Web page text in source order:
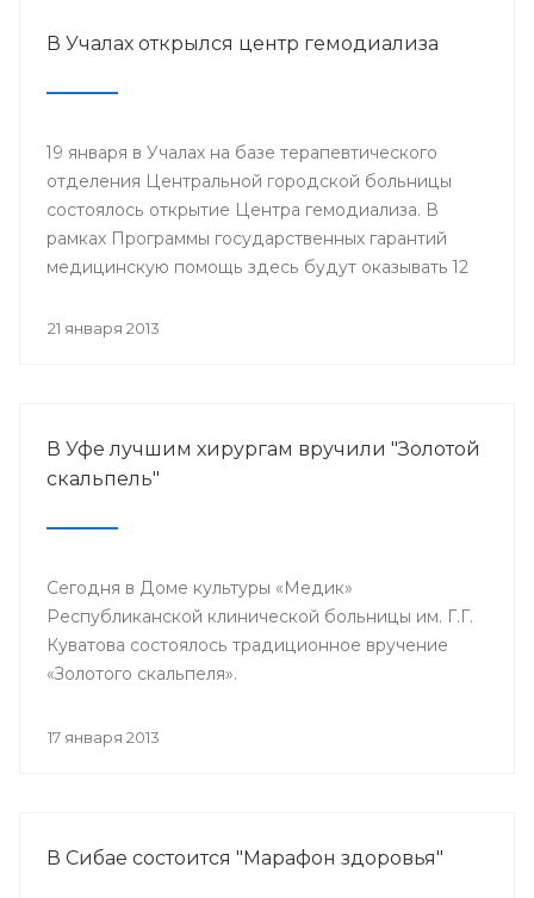
ординаторы, интерны и студенты старших
В Учалах открылся центр гемодиализа
19 января в Учалах на базе терапевтического
отделения Центральной городской больницы
состоялось открытие Центра гемодиализа. В
рамках Программы государственных гарантий
медицинскую помощь здесь будут оказывать 12
недостаточностью.
21 января 2013
В Уфе лучшим хирургам вручили "Золотой
скальпель"
Сегодня в Доме культуры «Медик»
Республиканской клинической больницы им. Г.Г.
Куватова состоялось традиционное вручение
«Золотого скальпеля».
17 января 2013
В Сибае состоится "Марафон здоровья"